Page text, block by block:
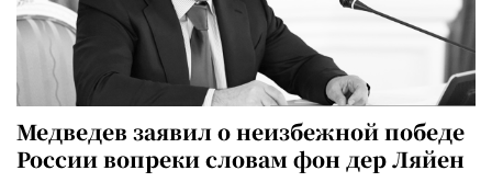
Медведев заявил о неизбежной победе
России вопреки словам фон дер Ляйен